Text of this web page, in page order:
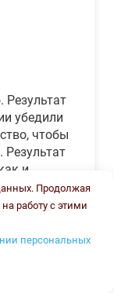
Результат
убедили
чтобы
и
Продолжая
работу с этими
персональных